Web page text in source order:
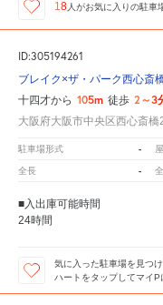
18 人がお気に入りの駐車
ID:305194261
ブレイク×ザ・パーク西心斎
十四才から 105m 徒歩 2～3
大阪府大阪市中央区西心斎橋
駐車場形式 -
全長 -
■入出庫可能時間
24時間
気に入った駐車場を見つ
ハートをタップしてマイP